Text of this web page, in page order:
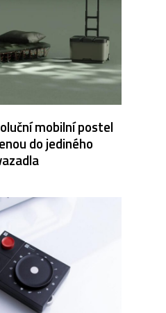
mobilní postel
do jediného